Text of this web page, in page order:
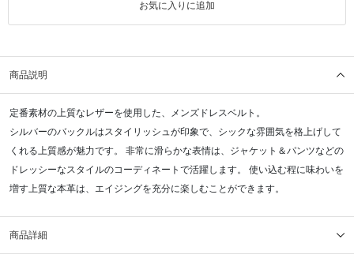
お気に入りに追加
商品説明
定番素材の上質なレザーを使用した、メンズドレスベルト。
シルバーのバックルはスタイリッシュが印象で、シックな雰囲気を格上げして
くれる上質感が魅力です。 非常に滑らかな表情は、ジャケット＆パンツなどの
ドレッシーなスタイルのコーディネートで活躍します。 使い込む程に味わいを
増す上質な本革は、エイジングを充分に楽しむことができます。
商品詳細